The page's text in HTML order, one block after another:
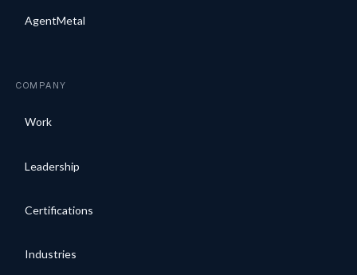
AgentMetal
COMPANY
Work
Leadership
Certifications
Industries